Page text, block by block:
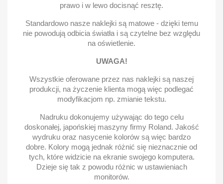
prawo i w lewo docisnąć resztę.
Standardowo nasze naklejki są matowe - dzięki temu
nie powodują odbicia światła i są czytelne bez względu
na oświetlenie.
UWAGA!
Wszystkie oferowane przez nas naklejki są naszej
produkcji, na życzenie klienta mogą więc podlegać
modyfikacjom np. zmianie tekstu.
Nadruku dokonujemy używając do tego celu
doskonałej, japońskiej maszyny firmy Roland. Jakość
wydruku oraz nasycenie kolorów są więc bardzo
dobre. Kolory mogą jednak różnić się nieznacznie od
tych, które widzicie na ekranie swojego komputera.
Dzieje się tak z powodu różnic w ustawieniach
monitorów.